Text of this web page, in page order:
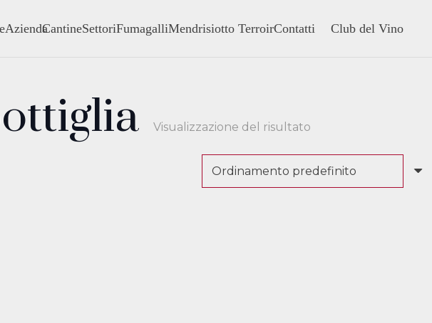
AziendaCantineSettoriFumagalliMendrisiotto TerroirContatti Club del Vino
Visualizzazione del risultato